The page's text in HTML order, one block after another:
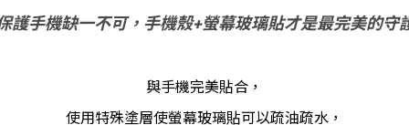
護手機缺一不可，手機殼+螢幕玻璃貼才是最完美的守
與手機完美貼合，
使用特殊塗層使螢幕玻璃貼可以疏油疏水，